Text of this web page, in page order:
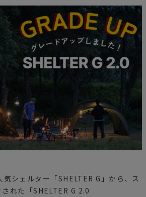
シェルター「SHELTER G」から、ス
れた「SHELTER G 2.0